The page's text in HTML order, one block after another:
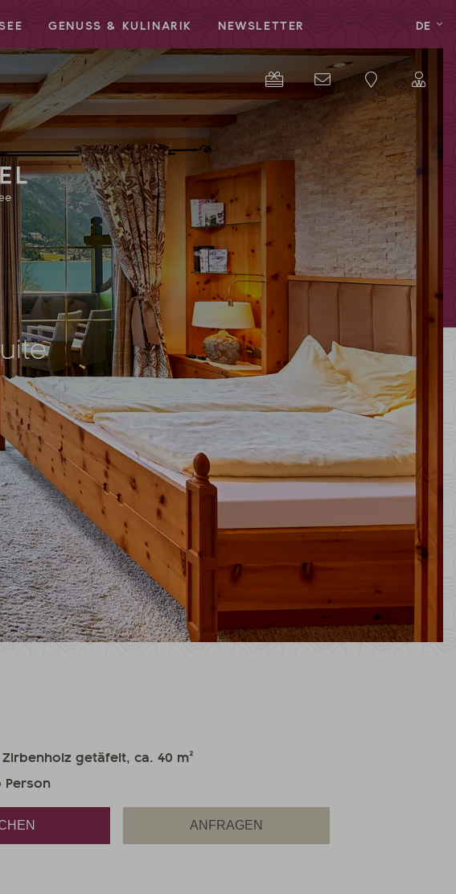
DE
GENUSS & KULINARIK NEWSLETTER
getäfelt, ca. 40 m²
Person
ANFRAGEN